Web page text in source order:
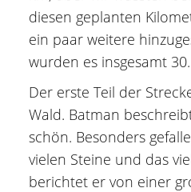
diesen geplanten
ein paar weitere
wurden es insgesamt 30.
Der erste Teil der
Wald. Batman
schön. Besonders
vielen Steine und das
berichtet er von einer